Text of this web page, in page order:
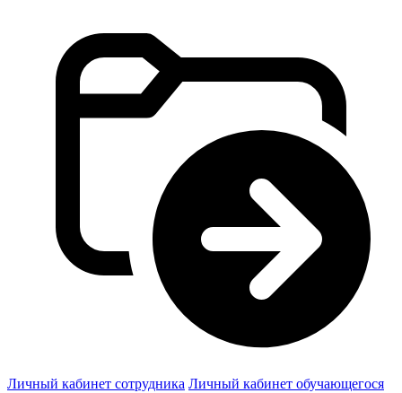
Личный кабинет сотрудника Личный кабинет обучающегося